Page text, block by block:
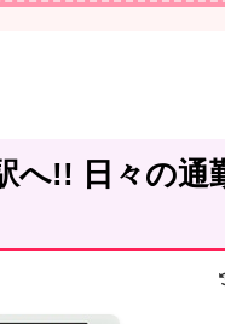
へ!! 日々の通